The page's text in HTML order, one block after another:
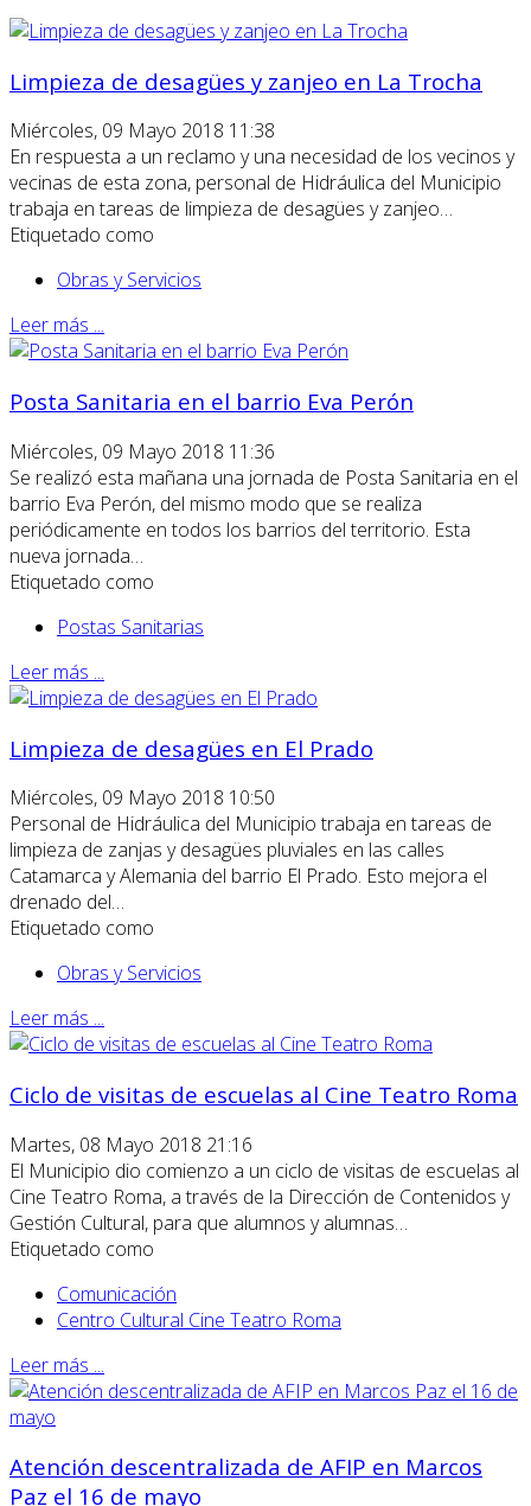
Limpieza de desagües y zanjeo en La Trocha
Miércoles, 09 Mayo 2018 11:38
En respuesta a un reclamo y una necesidad de los vecinos y
vecinas de esta zona, personal de Hidráulica del Municipio
trabaja en tareas de limpieza de desagües y zanjeo…
Etiquetado como
Obras y Servicios
Leer más ...
Posta Sanitaria en el barrio Eva Perón
Miércoles, 09 Mayo 2018 11:36
Se realizó esta mañana una jornada de Posta Sanitaria en el
barrio Eva Perón, del mismo modo que se realiza
periódicamente en todos los barrios del territorio. Esta
nueva jornada…
Etiquetado como
Postas Sanitarias
Leer más ...
Limpieza de desagües en El Prado
Miércoles, 09 Mayo 2018 10:50
Personal de Hidráulica del Municipio trabaja en tareas de
limpieza de zanjas y desagües pluviales en las calles
Catamarca y Alemania del barrio El Prado. Esto mejora el
drenado del…
Etiquetado como
Obras y Servicios
Leer más ...
Ciclo de visitas de escuelas al Cine Teatro Roma
Martes, 08 Mayo 2018 21:16
El Municipio dio comienzo a un ciclo de visitas de escuelas al
Cine Teatro Roma, a través de la Dirección de Contenidos y
Gestión Cultural, para que alumnos y alumnas…
Etiquetado como
Comunicación
Centro Cultural Cine Teatro Roma
Leer más ...
Atención descentralizada de AFIP en Marcos
Paz el 16 de mayo